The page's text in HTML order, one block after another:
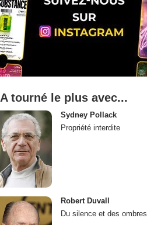
A tourné le plus avec...
Sydney Pollack
Propriété interdite
Robert Duvall
Du silence et des ombres